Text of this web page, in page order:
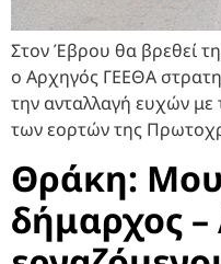
Στον Έβρου θα βρεθεί
ο Αρχηγός ΓΕΕΘΑ
την ανταλλαγή ευχών με
των εορτών της
Θράκη:
δήμαρχος –